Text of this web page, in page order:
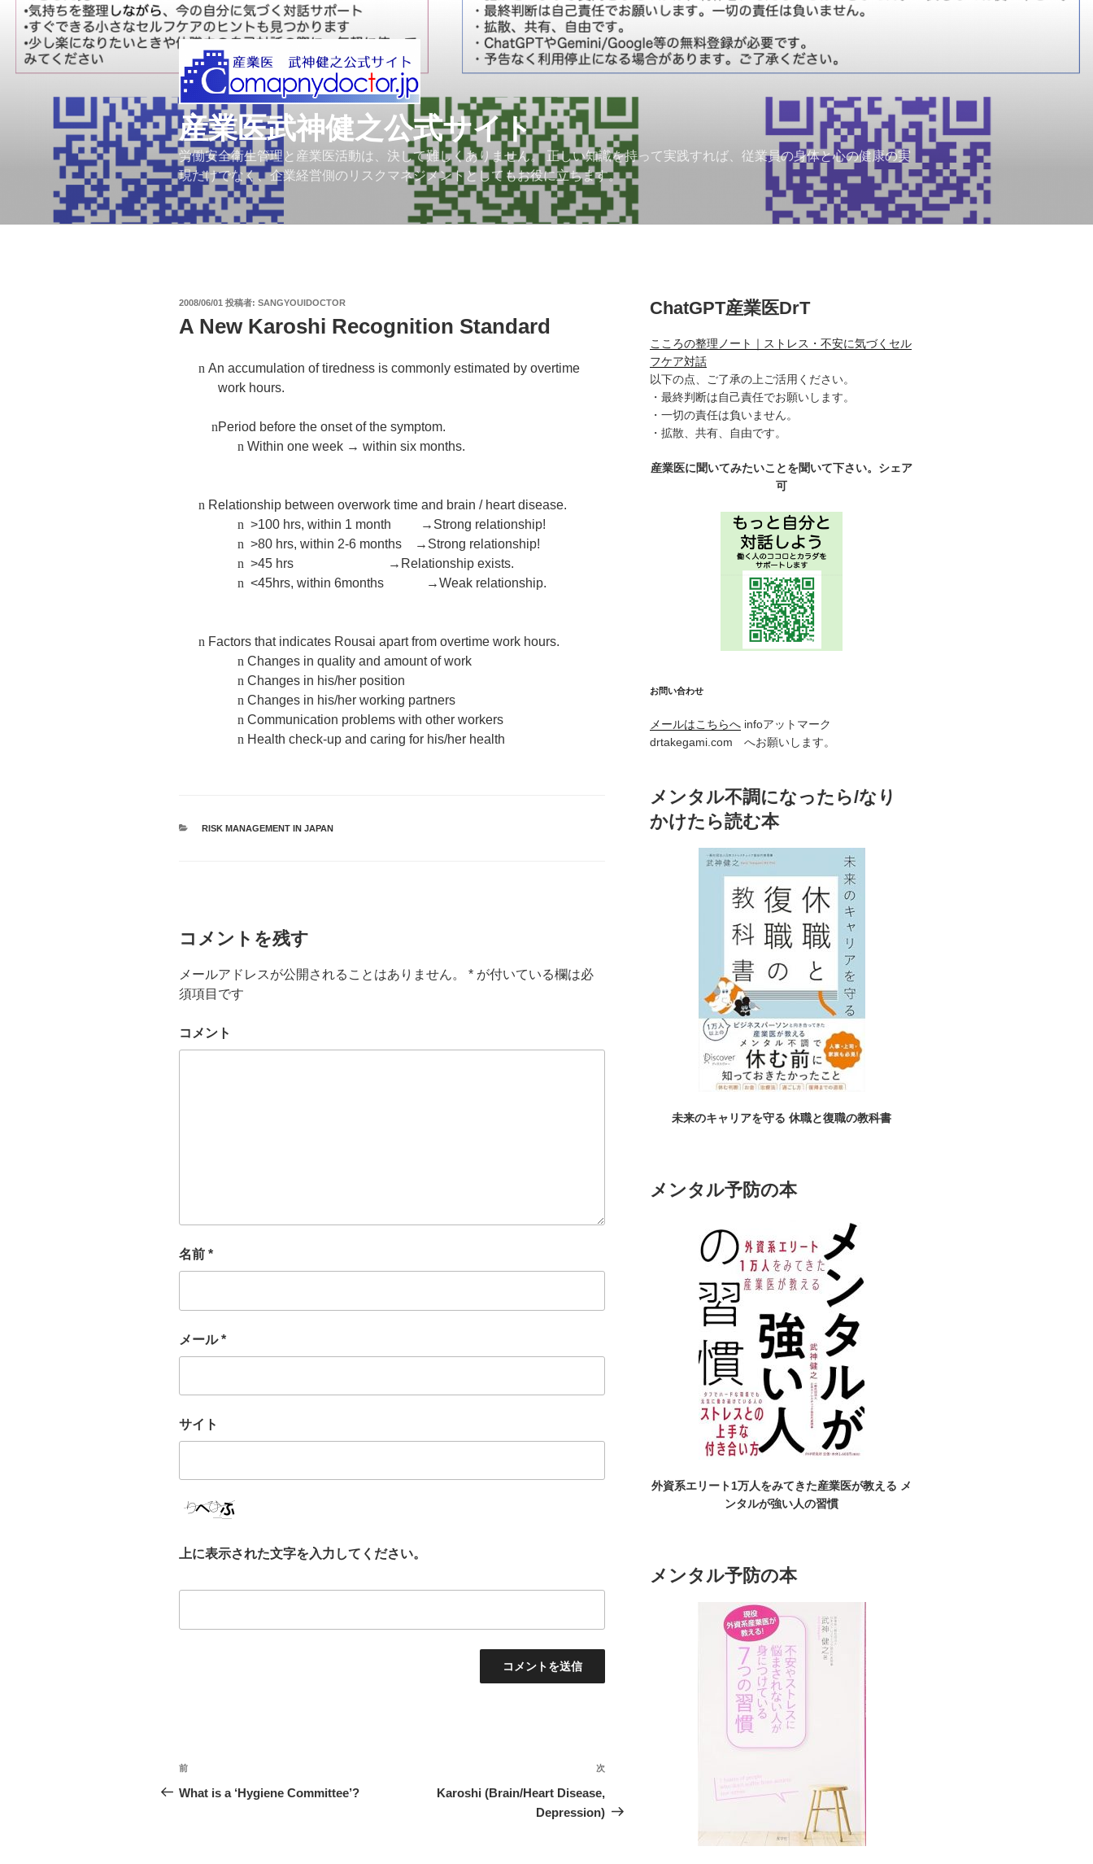
産業医武神健之公式サイト
労働安全衛生管理と産業医活動は、決して難しくありません。 正しい知識を持って実践すれば、従業員の身体と心の健康の実
現だけでなく、企業経営側のリスクマネジメントとしてもお役に立ちます。
投
日:
2008/06/01 投稿者: SANGYOUIDOCTOR
A New Karoshi Recognition Standard
n An accumulation of tiredness is commonly estimated by overtime
work hours.
nPeriod before the onset of the symptom.
n Within one week → within six months.
n Relationship between overwork time and brain / heart disease.
n >100 hrs, within 1 month → Strong relationship!
n >80 hrs, within 2-6 months → Strong relationship!
n >45 hrs → Relationship exists.
n <45hrs, within 6months →Weak relationship.
n Factors that indicates Rousai apart from overtime work hours.
n Changes in quality and amount of work
n Changes in his/her position
n Changes in his/her working partners
n Communication problems with other workers
n Health check-up and caring for his/her health
カ
RISK MANAGEMENT IN JAPAN
コメントを残す
メールアドレスが公開されることはありません。 * が付いている欄は必
須項目です
コメント
名前 *
メール*
サイト
上に表示された文字を入力してください。
投
稿
過
去
前
What is a ‘Hygiene Committee’?
投
次
Karoshi (Brain/Heart Disease,
Depression)
ChatGPT産業医DrT
こころの整理ノート｜ストレス・不安に気づくセル
フケア対話
以下の点、ご了承の上ご活用ください。
・最終判断は自己責任でお願いします。
・一切の責任は負いません。
・拡散、共有、自由です。
産業医に聞いてみたいことを聞いて下さい。シェア
可
お問い合わせ
メールはこちらへinfoアットマーク
drtakegami.com へお願いします。
メンタル不調になったら/なり
かけたら読む本
未来のキャリアを守る 休職と復職の教科書
メンタル予防の本
外資系エリート1万人をみてきた産業医が教える メ
ンタルが強い人の習慣
メンタル予防の本